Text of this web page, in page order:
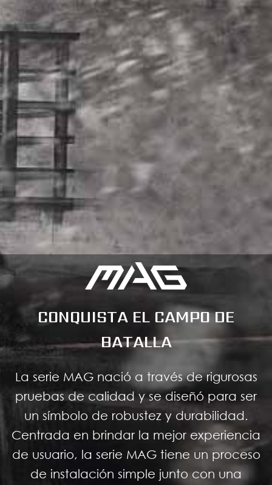
CONQUISTA EL CAMPO DE
BATALLA
La serie MAG nació a través de rigurosas
pruebas de calidad y se diseñó para ser
un símbolo de robustez y durabilidad.
Centrada en brindar la mejor experiencia
de usuario, la serie MAG tiene un proceso
de instalación simple junto con una